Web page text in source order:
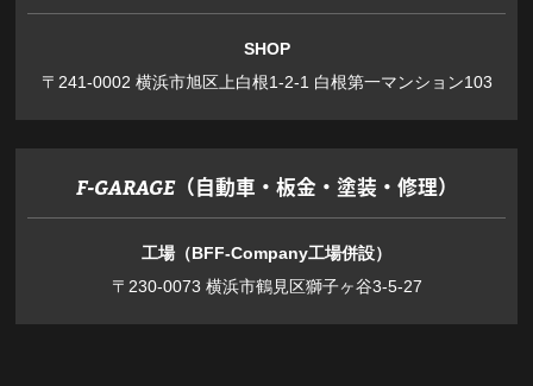
SHOP
〒241-0002 横浜市旭区上白根1-2-1 白根第一マンション103
F-GARAGE（自動車・板金・塗装・修理）
工場（BFF-Company工場併設）
〒230-0073 横浜市鶴見区獅子ヶ谷3-5-27